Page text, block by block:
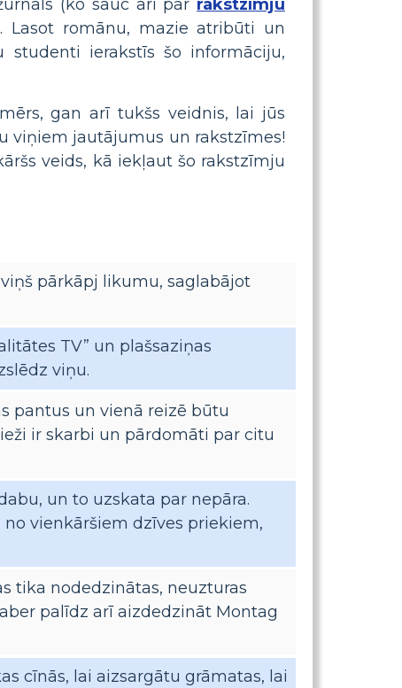
(ko sauc arī par rakstzīmju
Lasot romānu, mazie atribūti un
studenti ierakstīs šo informāciju,
gan arī tukšs veidnis, lai jūs
viņiem jautājumus un rakstzīmes!
veids, kā iekļaut šo rakstzīmju
pārkāpj likumu, saglabājot
TV” un plašsaziņas
viņu.
pantus un vienā reizē būtu
ir skarbi un pārdomāti par citu
un to uzskata par nepāra.
vienkāršiem dzīves priekiem,
tika nodedzinātas, neuzturas
palīdz arī aizdedzināt Montag
cīnās, lai aizsargātu grāmatas, lai